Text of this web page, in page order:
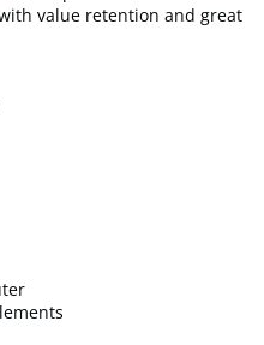
value retention and great